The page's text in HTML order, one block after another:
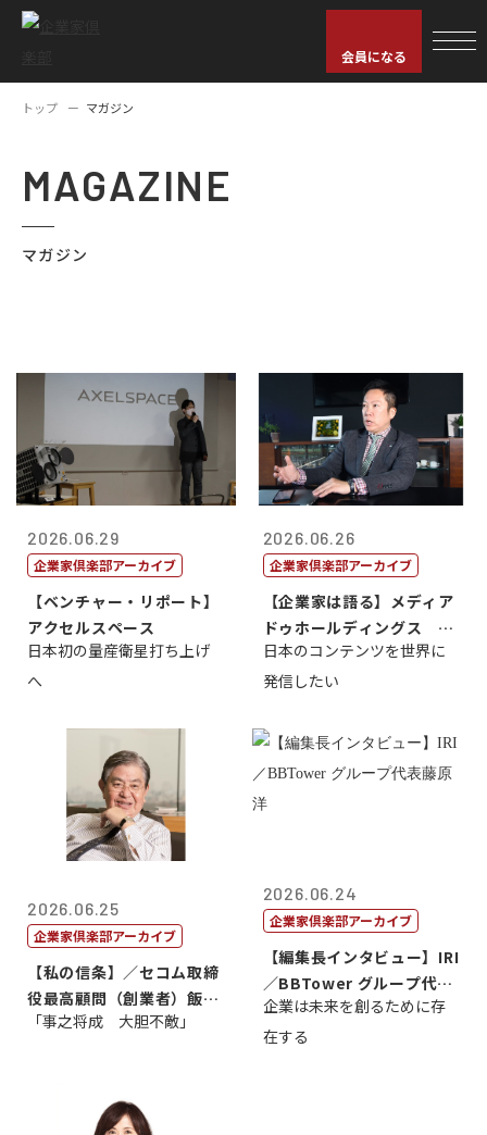
会員になる
トップ マガジン
MAGAZINE
マガジン
2026.06.29
企業家倶楽部アーカイブ
【ベンチャー・リポート】
アクセルスペース
日本初の量産衛星打ち上げ
へ
2026.06.26
企業家倶楽部アーカイブ
【企業家は語る】メディア
ドゥホールディングス 代
表取締役社長...
日本のコンテンツを世界に
発信したい
2026.06.25
企業家倶楽部アーカイブ
【私の信条】／セコム取締
役最高顧問（創業者）飯田
亮
「事之将成 大胆不敵」
2026.06.24
企業家倶楽部アーカイブ
【編集長インタビュー】IRI
／BBTower グループ代表
藤...
企業は未来を創るために存
在する